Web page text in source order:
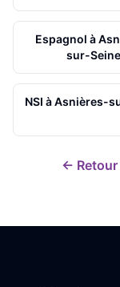
Espagnol à
sur-Seine
NSI àAsnières-
← Retour